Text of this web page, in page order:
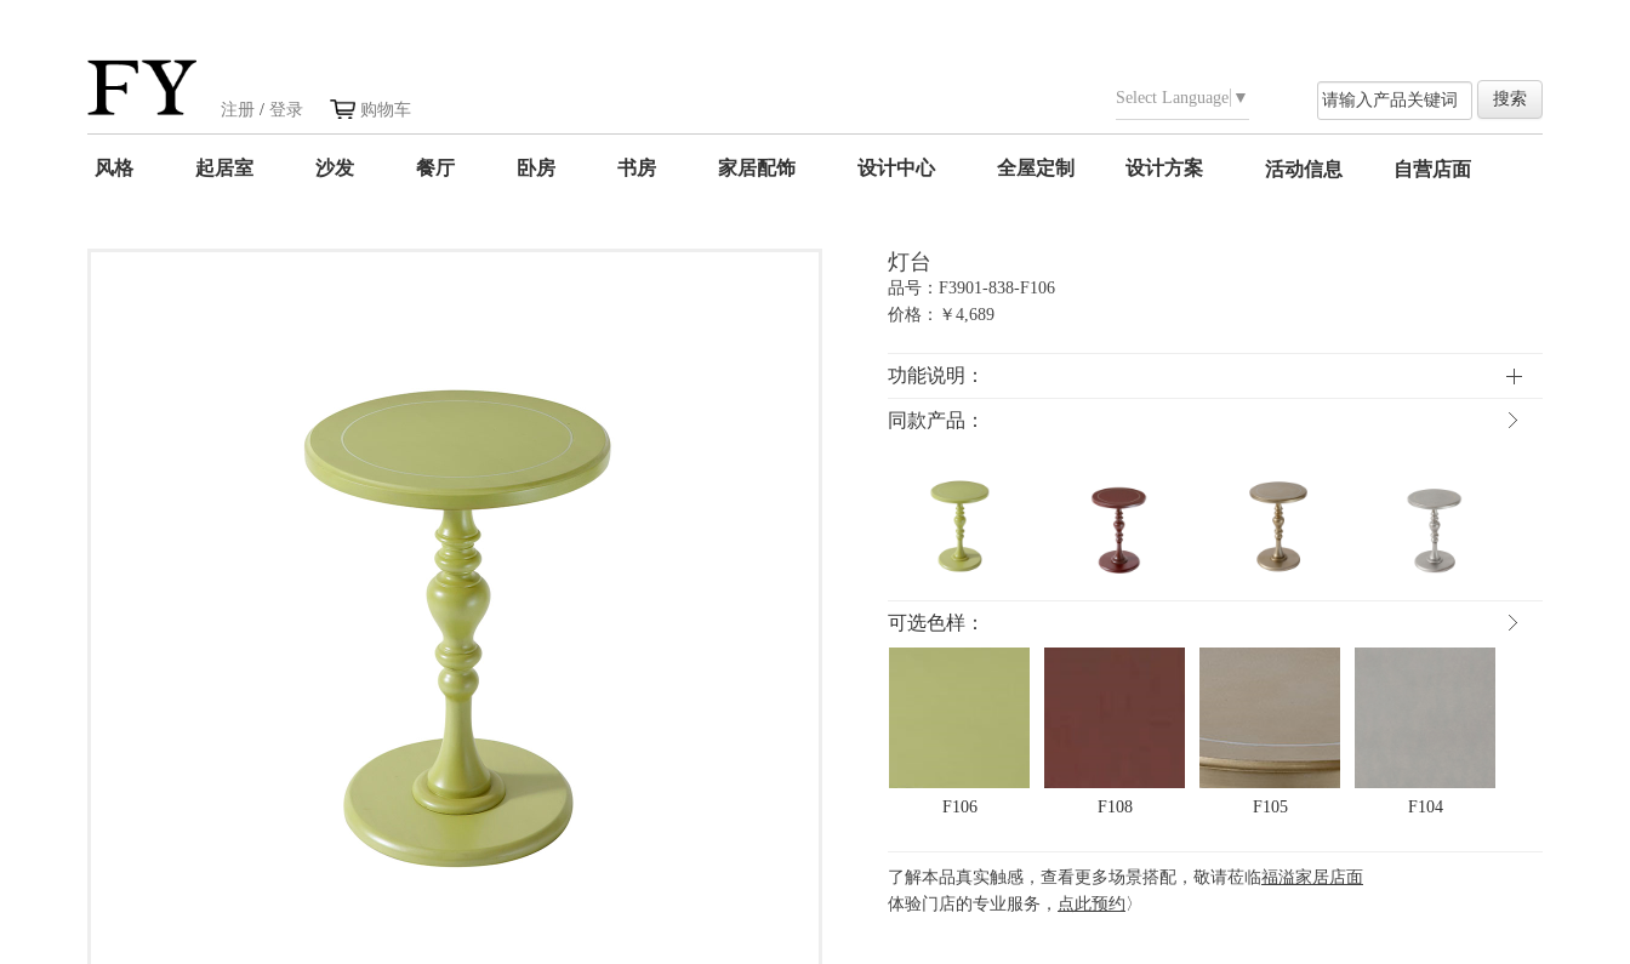
Select Language ▼
注册 / 登录 购物车
风格 起居室 沙发 餐厅 卧房 书房 家居配饰 设计中心 全屋定制 设计方案 活动信息 自营店面
灯台
品号：F3901-838-F106
价格：￥4,689
功能说明：
同款产品：
可选色样：
F106 F108 F105 F104
了解本品真实触感，查看更多场景搭配，敬请莅临福溢家居店面
体验门店的专业服务， 点此预约 〉